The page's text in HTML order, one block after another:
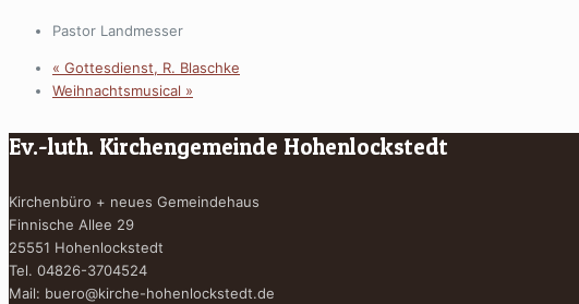
Pastor Landmesser
« Gottesdienst, R. Blaschke
Weihnachtsmusical »
Ev.-luth. Kirchengemeinde Hohenlockstedt
Kirchenbüro + neues Gemeindehaus
Finnische Allee 29
25551 Hohenlockstedt
Tel. 04826-3704524
Mail: buero@kirche-hohenlockstedt.de